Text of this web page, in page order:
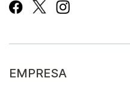
EMPRESA